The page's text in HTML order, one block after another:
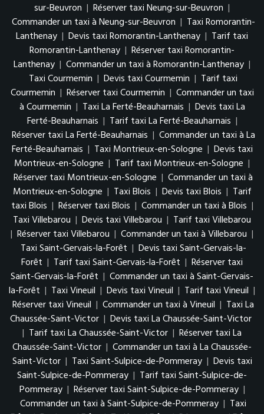
sur-Beuvron | Réserver taxi Neung-sur-Beuvron |
Commander un taxi à Neung-sur-Beuvron | Taxi Romorantin-
Lanthenay | Devis taxi Romorantin-Lanthenay | Tarif taxi
Romorantin-Lanthenay | Réserver taxi Romorantin-
Lanthenay | Commander un taxi à Romorantin-Lanthenay |
Taxi Courmemin | Devis taxi Courmemin | Tarif taxi
Courmemin | Réserver taxi Courmemin | Commander un taxi
à Courmemin | Taxi La Ferté-Beauharnais | Devis taxi La
Ferté-Beauharnais | Tarif taxi La Ferté-Beauharnais |
Réserver taxi La Ferté-Beauharnais | Commander un taxi à La
Ferté-Beauharnais | Taxi Montrieux-en-Sologne | Devis taxi
Montrieux-en-Sologne | Tarif taxi Montrieux-en-Sologne |
Réserver taxi Montrieux-en-Sologne | Commander un taxi à
Montrieux-en-Sologne | Taxi Blois | Devis taxi Blois | Tarif
taxi Blois | Réserver taxi Blois | Commander un taxi à Blois |
Taxi Villebarou | Devis taxi Villebarou | Tarif taxi Villebarou
| Réserver taxi Villebarou | Commander un taxi à Villebarou |
Taxi Saint-Gervais-la-Forêt | Devis taxi Saint-Gervais-la-
Forêt | Tarif taxi Saint-Gervais-la-Forêt | Réserver taxi
Saint-Gervais-la-Forêt | Commander un taxi à Saint-Gervais-
la-Forêt | Taxi Vineuil | Devis taxi Vineuil | Tarif taxi Vineuil |
Réserver taxi Vineuil | Commander un taxi à Vineuil | Taxi La
Chaussée-Saint-Victor | Devis taxi La Chaussée-Saint-Victor
| Tarif taxi La Chaussée-Saint-Victor | Réserver taxi La
Chaussée-Saint-Victor | Commander un taxi à La Chaussée-
Saint-Victor | Taxi Saint-Sulpice-de-Pommeray | Devis taxi
Saint-Sulpice-de-Pommeray | Tarif taxi Saint-Sulpice-de-
Pommeray | Réserver taxi Saint-Sulpice-de-Pommeray |
Commander un taxi à Saint-Sulpice-de-Pommeray | Taxi